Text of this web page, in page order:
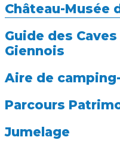
Château-Musée
Guide des
Giennois
Aire de
Parcours
Jumelage